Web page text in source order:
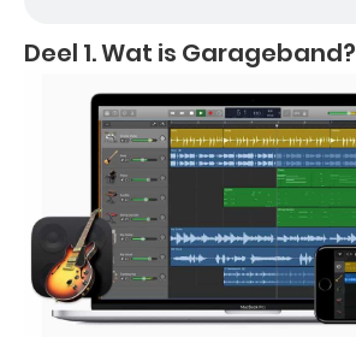
Deel 1. Wat is Garageband?